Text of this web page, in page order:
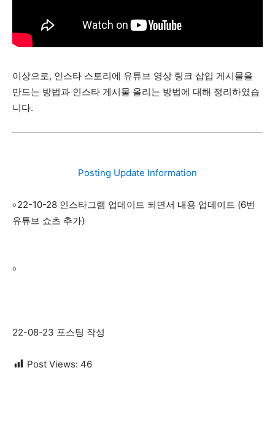
이상으로, 인스타 스토리에 유튜브 영상 링크 삽입 게시물을
만드는 방법과 인스타 게시물 올리는 방법에 대해 정리하였습
니다.
Posting Update Information
৹ 22-10-28 인스타그램 업데이트 되면서 내용 업데이트 (6번
유튜브 쇼츠 추가)
৹
22-08-23 포스팅 작성
Post Views: 46